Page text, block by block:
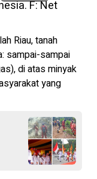
Riau, tanah
sampai-sampai
di atas minyak
yang